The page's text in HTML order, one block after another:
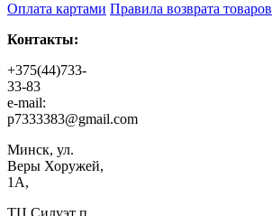
Оплата картами Правила возврата товаров
Контакты:
+375(44)733-
33-83
e-mail:
p7333383@gmail.com
Минск, ул.
Веры Хоружей,
1А,